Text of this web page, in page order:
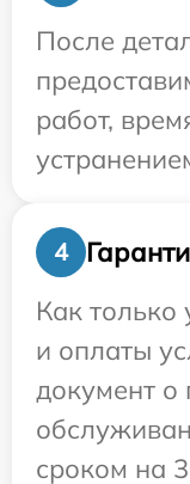
После
работ,
4
Как только
и оплаты
документ о
сроком на